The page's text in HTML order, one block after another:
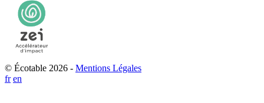
© Écotable 2026 - Mentions Légales
fr en